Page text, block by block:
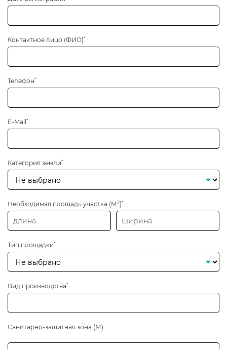
Контактное лицо (ФИО)*
Телефон*
E-Mail *
Категория земли*
Необходимая площадь участка (М2)*
Ширина
Тип площадки*
Вид производства*
Санитарно-защитная зона (М)